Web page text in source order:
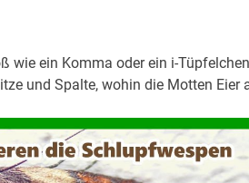
wie ein Komma oder ein i-
und Spalte, wohin die Motten Eier